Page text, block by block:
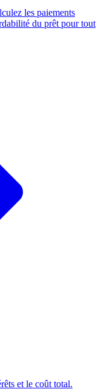
les paiements
du prêt pour tout
et le coût total.